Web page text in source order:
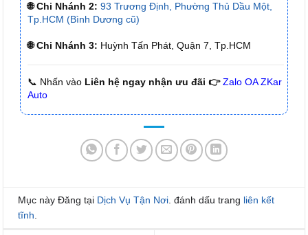
🌐 Chi Nhánh 2: 93 Trương Định, Phường Thủ Dầu Một,
Tp.HCM (Bình Dương cũ)
🌐 Chi Nhánh 3: Huỳnh Tấn Phát, Quận 7, Tp.HCM
📞 Nhấn vào Liên hệ ngay nhận ưu đãi 👉 Zalo OA ZKar
Auto
Mục này Đăng tại Dịch Vụ Tận Nơi . đánh dấu trang liên kết
tĩnh